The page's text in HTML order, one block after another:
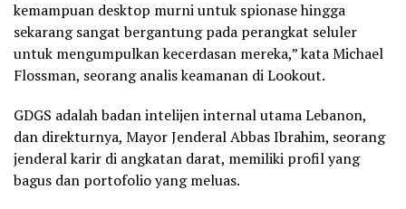
kemampuan desktop murni untuk spionase hingga
sekarang sangat bergantung pada perangkat seluler
untuk mengumpulkan kecerdasan mereka,” kata Michael
Flossman, seorang analis keamanan di Lookout.
GDGS adalah badan intelijen internal utama Lebanon,
dan direkturnya, Mayor Jenderal Abbas Ibrahim, seorang
jenderal karir di angkatan darat, memiliki profil yang
bagus dan portofolio yang meluas.